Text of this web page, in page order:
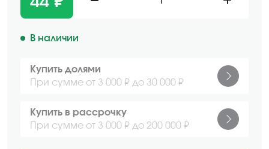
В наличии
Купить долями
При сумме от 3 000 ₽ до 30 000 ₽
Купить в рассрочку
При сумме от 3 000 ₽ до 200 000 ₽